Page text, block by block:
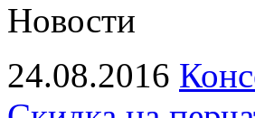
Новости
24.08.2016